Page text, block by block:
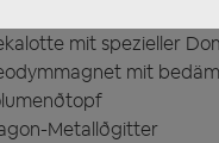
mit spezieller
mit
Metallðgitter